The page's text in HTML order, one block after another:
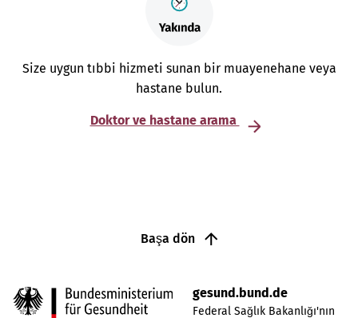
Size uygun tıbbi hizmeti sunan bir muayenehane veya
hastane bulun.
Doktor ve hastane arama
Başa dön
gesund.bund.de
Federal Sağlık Bakanlığı'nın